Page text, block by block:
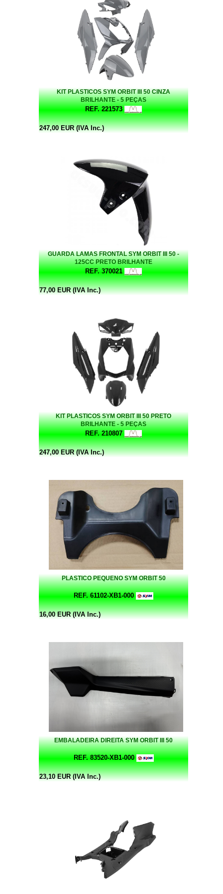
KIT PLASTICOS SYM ORBIT III 50 CINZA
BRILHANTE - 5 PEÇAS
REF. 221573
247,00 EUR (IVA Inc.)
GUARDA LAMAS FRONTAL SYM ORBIT III 50 -
125CC PRETO BRILHANTE
REF. 370021
77,00 EUR (IVA Inc.)
KIT PLASTICOS SYM ORBIT III 50 PRETO
BRILHANTE - 5 PEÇAS
REF. 210807
247,00 EUR (IVA Inc.)
PLASTICO PEQUENO SYM ORBIT 50
REF. 61102-XB1-000
16,00 EUR (IVA Inc.)
EMBALADEIRA DIREITA SYM ORBIT III 50
REF. 83520-XB1-000
23,10 EUR (IVA Inc.)